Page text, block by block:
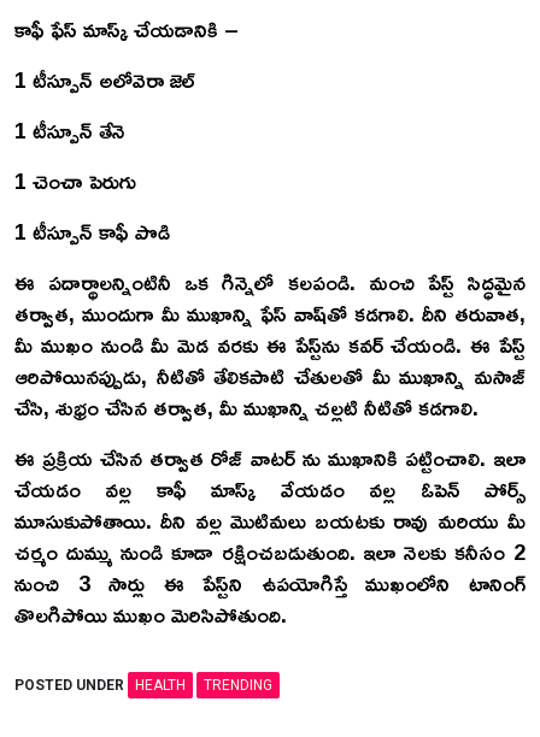
కాఫీ ఫేస్ మాస్క్ చేయడానికి –
1 టీస్పూన్ అలోవెరా జెల్
1 టీస్పూన్ తేనె
1 చెంచా పెరుగు
1 టీస్పూన్ కాఫీ పొడి
ఈ పదార్థాలన్నింటినీ ఒక గిన్నెలో కలపండి. మంచి పేస్ట్ సిద్ధమైన
తర్వాత, ముందుగా మీ ముఖాన్ని ఫేస్ వాష్‌తో కడగాలి. దీని తరువాత,
మీ ముఖం నుండి మీ మెడ వరకు ఈ పేస్ట్‌ను కవర్ చేయండి. ఈ పేస్ట్
ఆరిపోయినప్పుడు, నీటితో తేలికపాటి చేతులతో మీ ముఖాన్ని మసాజ్
చేసి, శుభ్రం చేసిన తర్వాత, మీ ముఖాన్ని చల్లటి నీటితో కడగాలి.
ఈ ప్రక్రియ చేసిన తర్వాత రోజ్ వాటర్ ను ముఖానికి పట్టించాలి. ఇలా
చేయడం వల్ల కాఫీ మాస్క్ వేయడం వల్ల ఓపెన్ పోర్స్
మూసుకుపోతాయి. దీని వల్ల మొటిమలు బయటకు రావు మరియు మీ
చర్మం దుమ్ము నుండి కూడా రక్షించబడుతుంది. ఇలా నెలకు కనీసం 2
నుంచి 3 సార్లు ఈ పేస్ట్‌ని ఉపయోగిస్తే ముఖంలోని టానింగ్
తొలగిపోయి ముఖం మెరిసిపోతుంది.
POSTED UNDER HEALTH TRENDING